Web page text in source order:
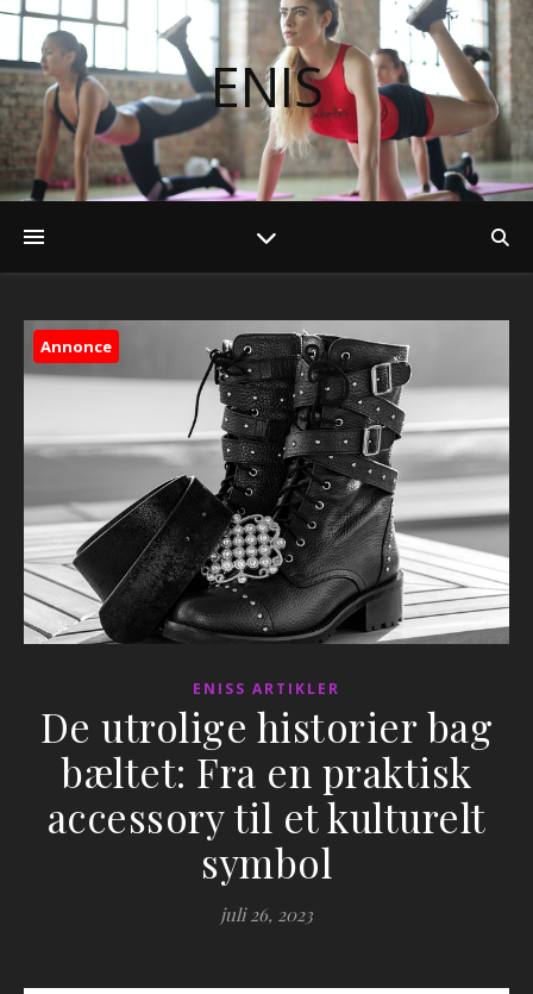
ENIS
Annonce
ENISS ARTIKLER
De utrolige historier bag
bæltet: Fra en praktisk
accessory til et kulturelt
symbol
juli 26, 2023